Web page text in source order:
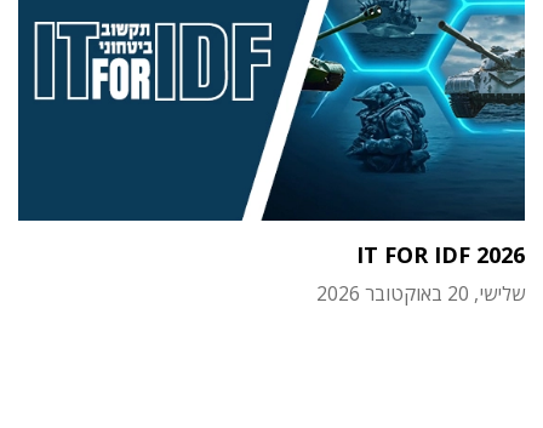
IT FOR IDF 2026
שלישי, 20 באוקטובר 2026